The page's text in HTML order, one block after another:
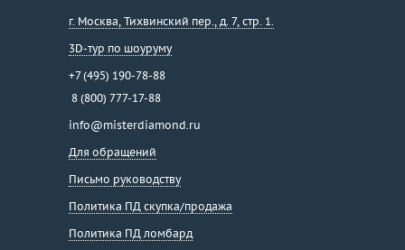
г. Москва, Тихвинский пер., д. 7, стр. 1.
3D-тур по шоуруму
+7 (495) 190-78-88
8 (800) 777-17-88
info@misterdiamond.ru
Для обращений
Письмо руководству
Политика ПД скупка/продажа
Политика ПД ломбард